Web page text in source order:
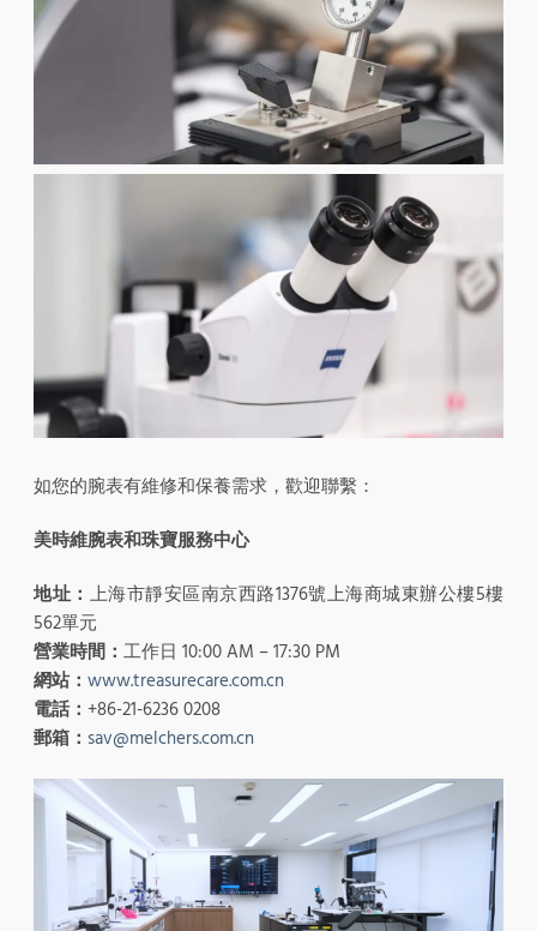
如您的腕表有維修和保養需求，歡迎聯繫：
美時維腕表和珠寶服務中心
地址： 上海市靜安區南京西路1376號上海商城東辦公樓5樓
562單元
營業時間： 工作日 10:00 AM – 17:30 PM
網站： www.treasurecare.com.cn
電話： +86-21-6236 0208
郵箱： sav@melchers.com.cn